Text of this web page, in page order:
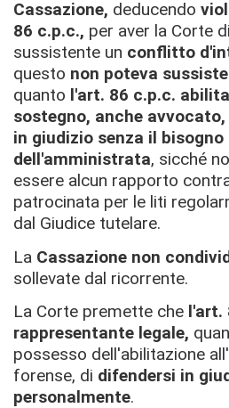
Cassazione, deducendo
86 c.p.c., per aver la Corte
sussistente un conflitto
questo non poteva
quanto l'art. 86 c.p.c.
sostegno, anche
in giudizio senza il
dell'amministrata, sicché
essere alcun rapporto
patrocinata per le liti
dal Giudice tutelare.
La Cassazione non
sollevate dal ricorrente.
La Corte premette che l'art.
rappresentante legale,
possesso dell'abilitazione
forense, di difendersi in
personalmente.